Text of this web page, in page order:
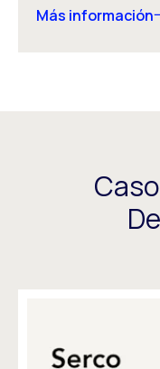
Más información